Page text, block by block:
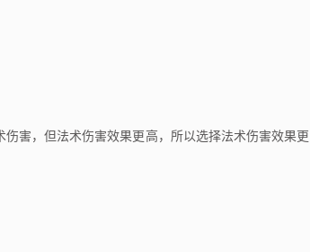
害，但法术伤害效果更高，所以选择法术伤害效果更